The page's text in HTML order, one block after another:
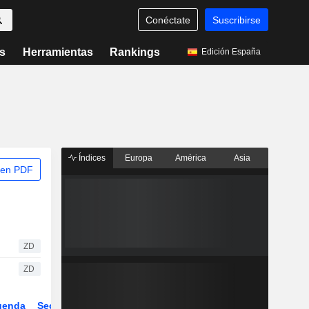
Conéctate Suscribirse
Herramientas Rankings Edición España
PDF
ZD
ZD
Sector
Índices Europa América Asia